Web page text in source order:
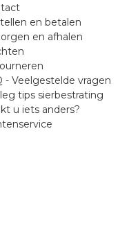
en betalen
en afhalen
- Veelgestelde vragen
tips sierbestrating
u iets anders?